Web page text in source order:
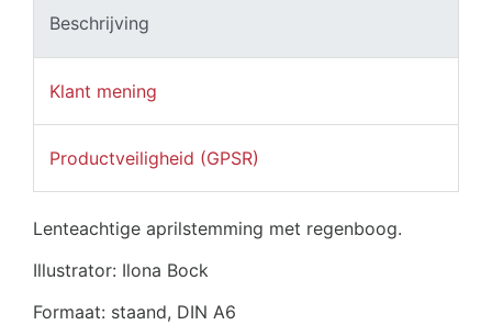
Beschrijving
Klant mening
Productveiligheid (GPSR)
Lenteachtige aprilstemming met regenboog.
Illustrator: Ilona Bock
Formaat: staand, DIN A6